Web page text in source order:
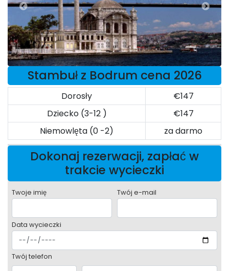
Stambuł z Bodrum cena 2026
Dorosły
€147
Dziecko (3-12 )
€147
Niemowlęta (0 -2)
za darmo
Dokonaj rezerwacji, zapłać w
trakcie wycieczki
Twoje imię Twój e-mail
Data wycieczki
Twój telefon